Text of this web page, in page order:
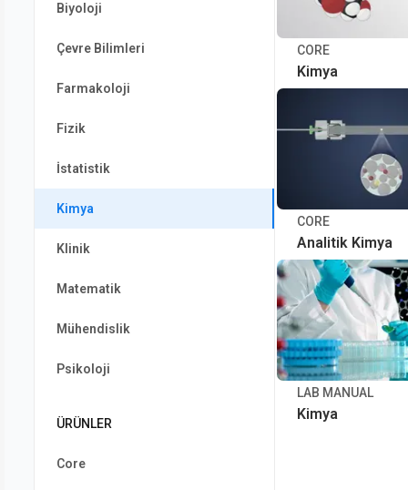
Biyoloji
Çevre Bilimleri
Farmakoloji
Fizik
İstatistik
Kimya
Klinik
Matematik
Mühendislik
Psikoloji
ÜRÜNLER
Core
CORE
Kimya
CORE
Analitik Kimya
LAB MANUAL
Kimya